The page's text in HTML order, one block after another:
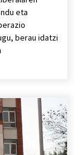
eta
berau idatzi